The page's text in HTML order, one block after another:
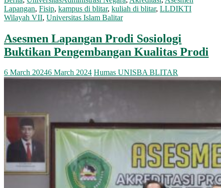
Lapangan, Fisip, kampus di blitar, kuliah di blitar, LLDIKTI
Wilayah VII, Universitas Islam Balitar
Asesmen Lapangan Prodi Sosiologi
Buktikan Pengembangan Kualitas Prodi
6 March 20246 March 2024 Humas UNISBA BLITAR